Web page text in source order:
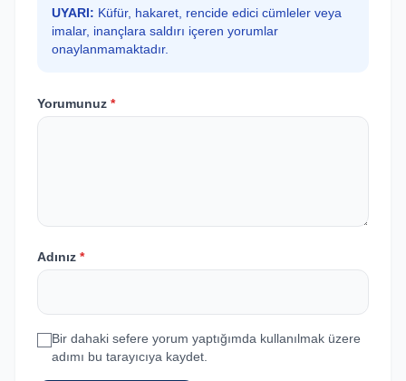
UYARI: Küfür, hakaret, rencide edici cümleler veya
imalar, inançlara saldırı içeren yorumlar
onaylanmamaktadır.
Yorumunuz *
Adınız *
Bir dahaki sefere yorum yaptığımda kullanılmak üzere
adımı bu tarayıcıya kaydet.